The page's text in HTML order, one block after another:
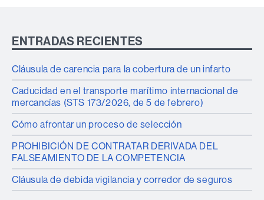
ENTRADAS RECIENTES
Cláusula de carencia para la cobertura de un infarto
Caducidad en el transporte marítimo internacional de
mercancías (STS 173/2026, de 5 de febrero)
Cómo afrontar un proceso de selección
PROHIBICIÓN DE CONTRATAR DERIVADA DEL
FALSEAMIENTO DE LA COMPETENCIA
Cláusula de debida vigilancia y corredor de seguros